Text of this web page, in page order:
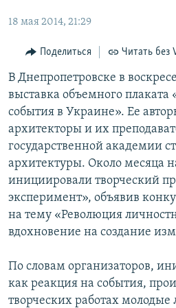
Вернутся
поискуИНФОГРАФИКА
ТЕЛЕПРОЕКТ КРЫМ.РЕАЛИИ
СОВЕТЫ ПРАВОЗАЩИТНИКОВ
ПРОПАВШИЕ БЕЗ ВЕСТИ
ПОБЕДИТЕЛЕЙ НЕ СУДЯТ?
КРЫМ.НЕПОКОРЕННЫЙ
ELIFBE
УКРАИНСКАЯ ПРОБЛЕМА КРЫМА
РАДІО СВОБОДА
КАК ОБОЙТИ БЛОКИРОВКУ
Українською
Qırımtatar
ПРИСОЕДИНЯЙТЕСЬ!
18 мая 2014, 21:29
Поделиться Читать без
В Днепропетровске в
выставка объемного плаката
события в Украине». Ее
архитекторы и их
государственной академии
архитектуры. Около месяца
инициировали творческий
эксперимент», объявив
на тему «Революция
вдохновение на создание
По словам организаторов,
как реакция на события,
творческих работах